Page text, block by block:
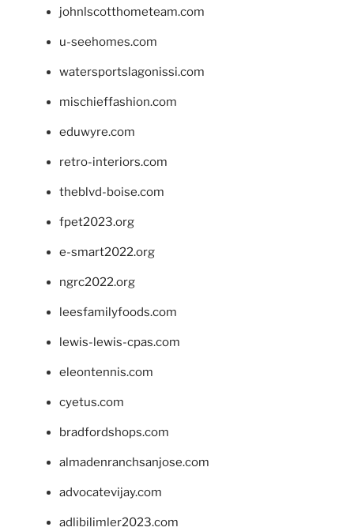
johnlscotthometeam.com
u-seehomes.com
watersportslagonissi.com
mischieffashion.com
eduwyre.com
retro-interiors.com
theblvd-boise.com
fpet2023.org
e-smart2022.org
ngrc2022.org
leesfamilyfoods.com
lewis-lewis-cpas.com
eleontennis.com
cyetus.com
bradfordshops.com
almadenranchsanjose.com
advocatevijay.com
adlibilimler2023.com